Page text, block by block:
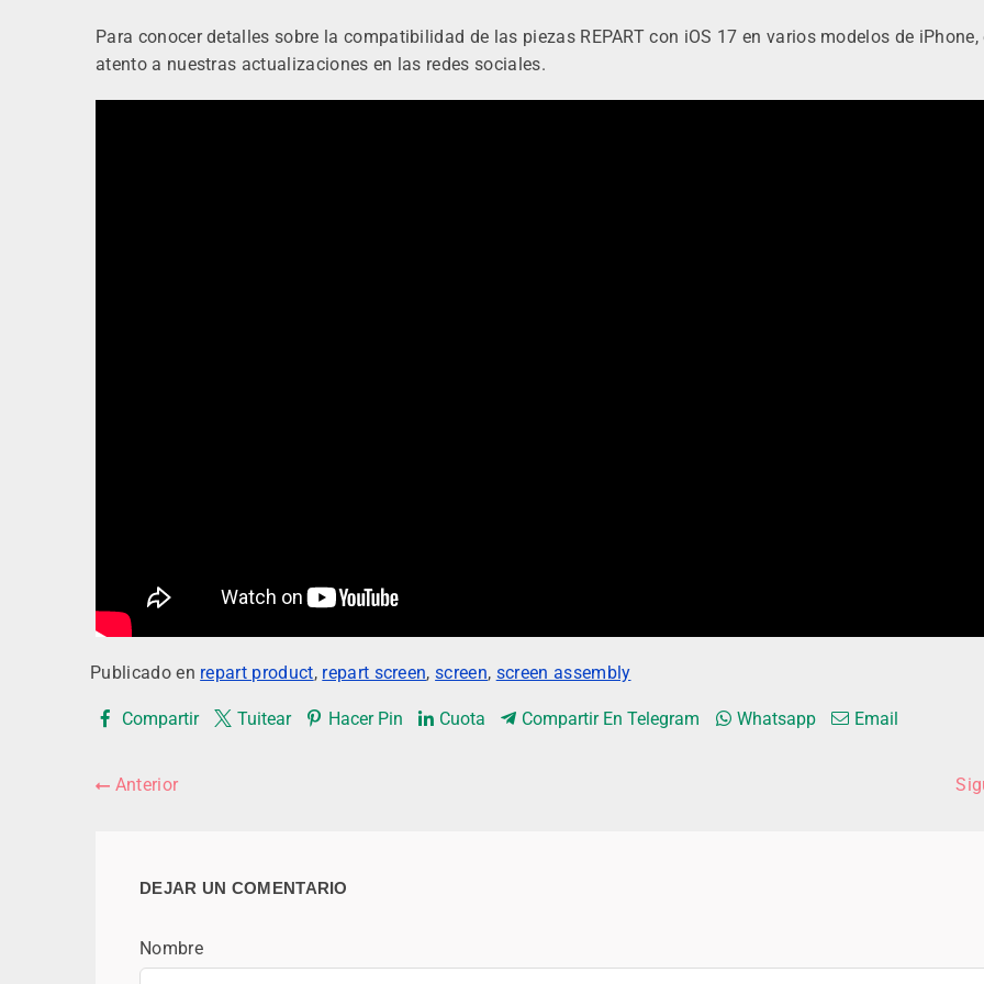
Para conocer detalles sobre la compatibilidad de las piezas REPART con iOS 17 en varios modelos de iPhone,
atento a nuestras actualizaciones en las redes sociales.
Publicado en repart product, repart screen,screen, screen assembly
Compartir Tuitear Hacer Pin Cuota Compartir En Telegram Whatsapp Email
Anterior
DEJAR UN COMENTARIO
Nombre